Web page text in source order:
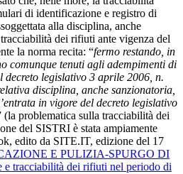
di identificazione e registro di
alla disciplina, anche
dei rifiuti ante vigenza del
la norma recita: “fermo restando, in
comunque tenuti agli adempimenti di
legislativo 3 aprile 2006, n.
disciplina, anche sanzionatoria,
in vigore del decreto legislativo
(la problematica sulla tracciabilità dei
del SISTRI è stata ampiamente
edito da SITE.IT, edizione del 17
E PULIZIA-SPURGO DI
tracciabilità dei rifiuti nel periodo di